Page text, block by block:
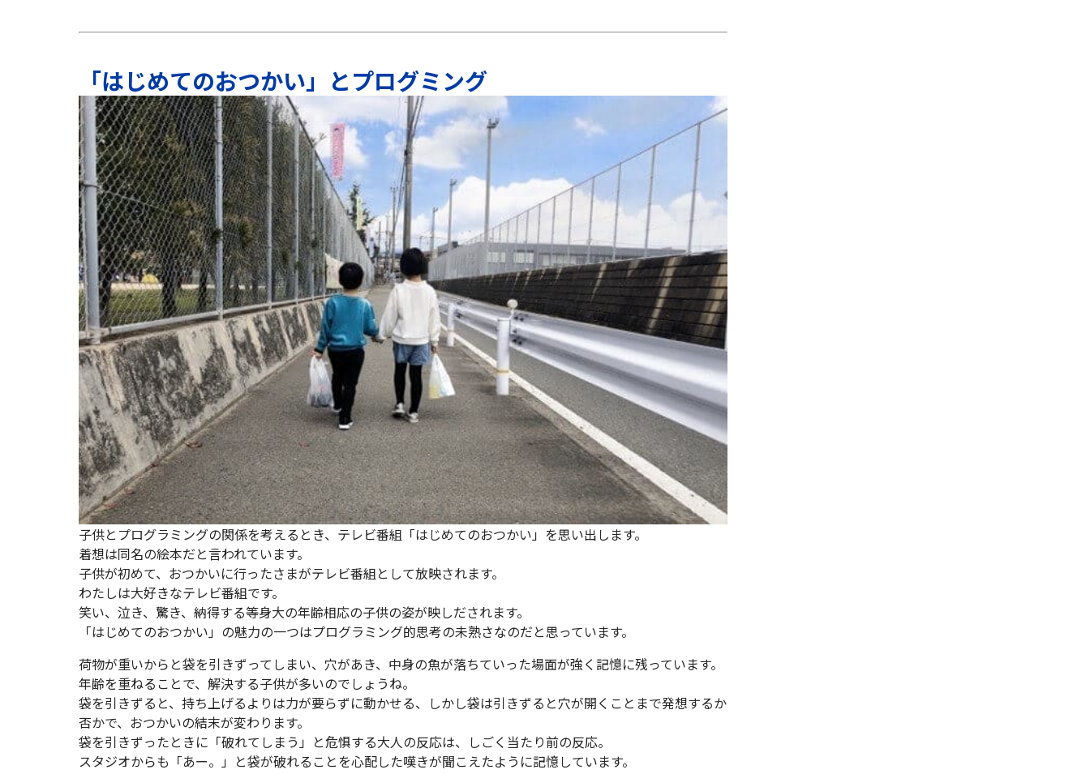
「はじめてのおつかい」とプログミング
子供とプログラミングの関係を考えるとき、テレビ番組「はじめてのおつかい」を思い出します。
着想は同名の絵本だと言われています。
子供が初めて、おつかいに行ったさまがテレビ番組として放映されます。
わたしは大好きなテレビ番組です。
笑い、泣き、驚き、納得する等身大の年齢相応の子供の姿が映しだされます。
「はじめてのおつかい」の魅力の一つはプログラミング的思考の未熟さなのだと思っています。
荷物が重いからと袋を引きずってしまい、穴があき、中身の魚が落ちていった場面が強く記憶に残っています。
年齢を重ねることで、解決する子供が多いのでしょうね。
袋を引きずると、持ち上げるよりは力が要らずに動かせる、しかし袋は引きずると穴が開くことまで発想するか
否かで、おつかいの結末が変わります。
袋を引きずったときに「破れてしまう」と危惧する大人の反応は、しごく当たり前の反応。
スタジオからも「あー。」と袋が破れることを心配した嘆きが聞こえたように記憶しています。